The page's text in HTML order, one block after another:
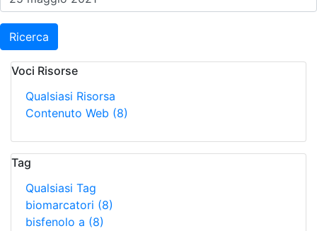
Ricerca
Voci Risorse
Qualsiasi Risorsa
Contenuto Web (8)
Tag
Qualsiasi Tag
biomarcatori (8)
bisfenolo a (8)